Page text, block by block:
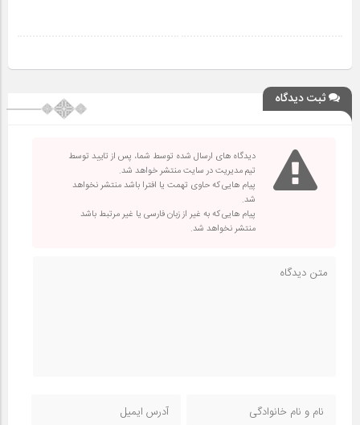
ثبت دیدگاه
دیدگاه های ارسال شده توسط شما، پس از تایید توسط
تیم مدیریت در سایت منتشر خواهد شد.
پیام هایی که حاوی تهمت یا افترا باشد منتشر نخواهد
شد.
پیام هایی که به غیر از زبان فارسی یا غیر مرتبط باشد
منتشر نخواهد شد.